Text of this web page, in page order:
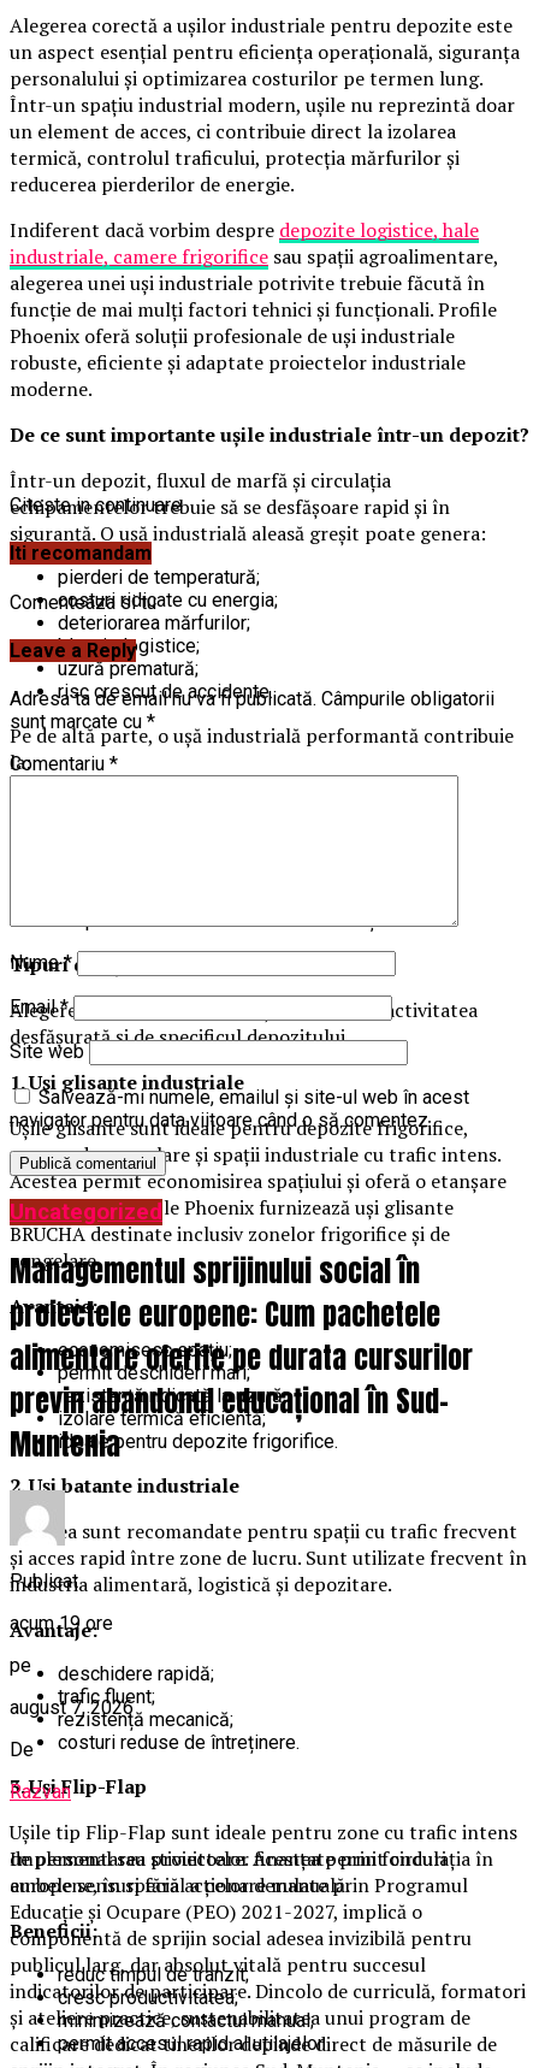
Alegerea corectă a ușilor industriale pentru depozite este
un aspect esențial pentru eficiența operațională, siguranța
personalului și optimizarea costurilor pe termen lung.
Într-un spațiu industrial modern, ușile nu reprezintă doar
un element de acces, ci contribuie direct la izolarea
termică, controlul traficului, protecția mărfurilor și
reducerea pierderilor de energie.
Indiferent dacă vorbim despre depozite logistice, hale
industriale, camere frigorifice sau spații agroalimentare,
alegerea unei uși industriale potrivite trebuie făcută în
funcție de mai mulți factori tehnici și funcționali. Profile
Phoenix oferă soluții profesionale de uși industriale
robuste, eficiente și adaptate proiectelor industriale
moderne.
De ce sunt importante ușile industriale într-un depozit?
Într-un depozit, fluxul de marfă și circulația
echipamentelor trebuie să se desfășoare rapid și în
siguranță. O ușă industrială aleasă greșit poate genera:
pierderi de temperatură;
costuri ridicate cu energia;
deteriorarea mărfurilor;
blocaje logistice;
uzură prematură;
risc crescut de accidente.
Pe de altă parte, o ușă industrială performantă contribuie
la:
respectarea standardelor industriale și sanitare.
Tipuri de uși industriale pentru depozite
Alegerea tipului potrivit de ușă depinde de activitatea
desfășurată și de specificul depozitului.
1. Uși glisante industriale
Ușile glisante sunt ideale pentru depozite frigorifice,
camere de congelare și spații industriale cu trafic intens.
Acestea permit economisirea spațiului și oferă o etanșare
foarte bună. Profile Phoenix furnizează uși glisante
BRUCHA destinate inclusiv zonelor frigorifice și de
congelare.
Avantaje:
economisesc spațiu;
permit deschideri mari;
rezistență ridicată la uzură;
izolare termică eficientă;
ideale pentru depozite frigorifice.
2. Uși batante industriale
Acestea sunt recomandate pentru spații cu trafic frecvent
și acces rapid între zone de lucru. Sunt utilizate frecvent în
industria alimentară, logistică și depozitare.
Avantaje:
deschidere rapidă;
trafic fluent;
rezistență mecanică;
costuri reduse de întreținere.
3. Uși Flip-Flap
Ușile tip Flip-Flap sunt ideale pentru zone cu trafic intens
de personal sau stivuitoare. Acestea permit circulația în
ambele sensuri fără acționare manuală.
Beneficii:
reduc timpul de tranzit;
cresc productivitatea;
minimizează contactul manual;
permit accesul rapid al utilajelor.
Citeste in continuare
Iti recomandam
Comenteaza si tu
Leave a Reply
Adresa ta de email nu va fi publicată. Câmpurile obligatorii
sunt marcate cu *
Comentariu *
Nume*
Email*
Site web
Salvează-mi numele, emailul și site-ul web în acest
navigator pentru data viitoare când o să comentez.
Uncategorized
Managementul sprijinului social în
proiectele europene: Cum pachetele
alimentare oferite pe durata cursurilor
previn abandonul educațional în Sud-
Muntenia
Publicat
acum 19 ore
pe
august 7, 2026
De
Razvan
Implementarea proiectelor finanțate prin fonduri
europene, în special a celor derulate prin Programul
Educație și Ocupare (PEO) 2021-2027, implică o
componentă de sprijin social adesea invizibilă pentru
publicul larg, dar absolut vitală pentru succesul
indicatorilor de participare. Dincolo de curriculă, formatori
și ateliere practice, sustenabilitatea unui program de
calificare dedicat tinerilor depinde direct de măsurile de